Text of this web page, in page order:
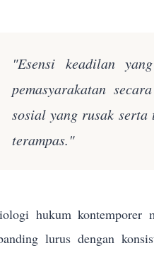
"Esensi keadilan
pemasyarakatan
sosial yang rusak serta
terampas."
hukum kontemporer
lurus dengan